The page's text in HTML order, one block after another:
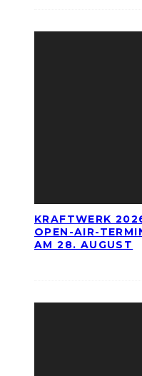
KRAFTWERK
OPEN-AIR-
AM 28. AUGUST